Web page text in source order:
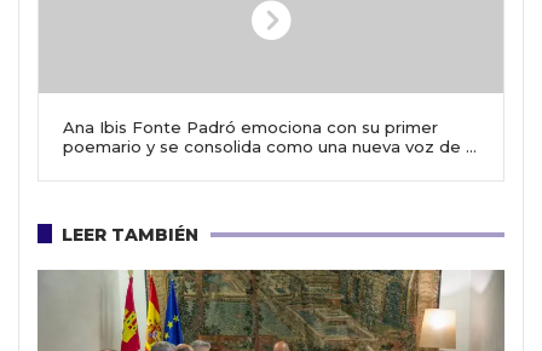
Ana Ibis Fonte Padró emociona con su primer
poemario y se consolida como una nueva voz de la
LEER TAMBIÉN